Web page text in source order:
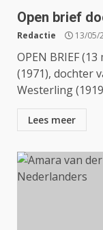
Open brief
Redactie 13/05/
OPEN BRIEF
(1971), dochter
Westerling
Lees meer